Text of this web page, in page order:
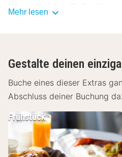
Über Golden Tulip
Hotel ein idealer
perfekt für einen Kurztrip im
Einrichtungen Golden
Reiss
Das Hotel kombiniert
Architektur der 50er und
Mehr lesen
Gestalte deinen
Buche eines dieser Extras
Abschluss deiner Buchung
Frühstück